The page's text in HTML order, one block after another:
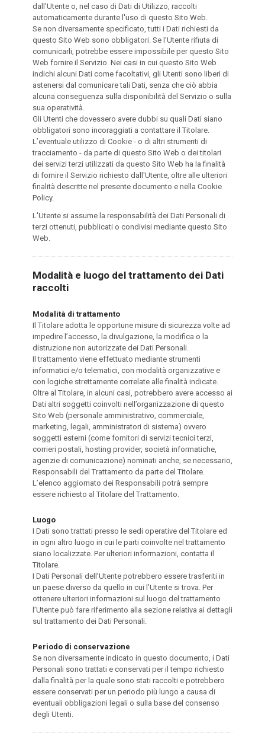
dall'Utente o, nel caso di Dati di Utilizzo, raccolti
automaticamente durante l'uso di questo Sito Web.
Se non diversamente specificato, tutti i Dati richiesti da
questo Sito Web sono obbligatori. Se l’Utente rifiuta di
comunicarli, potrebbe essere impossibile per questo Sito
Web fornire il Servizio. Nei casi in cui questo Sito Web
indichi alcuni Dati come facoltativi, gli Utenti sono liberi di
astenersi dal comunicare tali Dati, senza che ciò abbia
alcuna conseguenza sulla disponibilità del Servizio o sulla
sua operatività.
Gli Utenti che dovessero avere dubbi su quali Dati siano
obbligatori sono incoraggiati a contattare il Titolare.
L’eventuale utilizzo di Cookie - o di altri strumenti di
tracciamento - da parte di questo Sito Web o dei titolari
dei servizi terzi utilizzati da questo Sito Web ha la finalità
di fornire il Servizio richiesto dall'Utente, oltre alle ulteriori
finalità descritte nel presente documento e nella Cookie
Policy.
L'Utente si assume la responsabilità dei Dati Personali di
terzi ottenuti, pubblicati o condivisi mediante questo Sito
Web.
Modalità e luogo del trattamento dei Dati
raccolti
Modalità di trattamento
Il Titolare adotta le opportune misure di sicurezza volte ad
impedire l’accesso, la divulgazione, la modifica o la
distruzione non autorizzate dei Dati Personali.
Il trattamento viene effettuato mediante strumenti
informatici e/o telematici, con modalità organizzative e
con logiche strettamente correlate alle finalità indicate.
Oltre al Titolare, in alcuni casi, potrebbero avere accesso ai
Dati altri soggetti coinvolti nell’organizzazione di questo
Sito Web (personale amministrativo, commerciale,
marketing, legali, amministratori di sistema) ovvero
soggetti esterni (come fornitori di servizi tecnici terzi,
corrieri postali, hosting provider, società informatiche,
agenzie di comunicazione) nominati anche, se necessario,
Responsabili del Trattamento da parte del Titolare.
L’elenco aggiornato dei Responsabili potrà sempre
essere richiesto al Titolare del Trattamento.
Luogo
I Dati sono trattati presso le sedi operative del Titolare ed
in ogni altro luogo in cui le parti coinvolte nel trattamento
siano localizzate. Per ulteriori informazioni, contatta il
Titolare.
I Dati Personali dell’Utente potrebbero essere trasferiti in
un paese diverso da quello in cui l’Utente si trova. Per
ottenere ulteriori informazioni sul luogo del trattamento
l’Utente può fare riferimento alla sezione relativa ai dettagli
sul trattamento dei Dati Personali.
Periodo di conservazione
Se non diversamente indicato in questo documento, i Dati
Personali sono trattati e conservati per il tempo richiesto
dalla finalità per la quale sono stati raccolti e potrebbero
essere conservati per un periodo più lungo a causa di
eventuali obbligazioni legali o sulla base del consenso
degli Utenti.